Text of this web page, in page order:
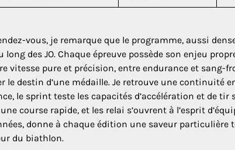
vous, je remarque que le programme, aussi
des JO. Chaque épreuve possède son enjeu
vitesse pure et précision, entre endurance et sang-
le destin d’une médaille. Je retrouve une continuité
le sprint teste les capacités d’accélération et de
course rapide, et les relai s’ouvrent à l’esprit
donne à chaque édition une saveur particulière
du biathlon.